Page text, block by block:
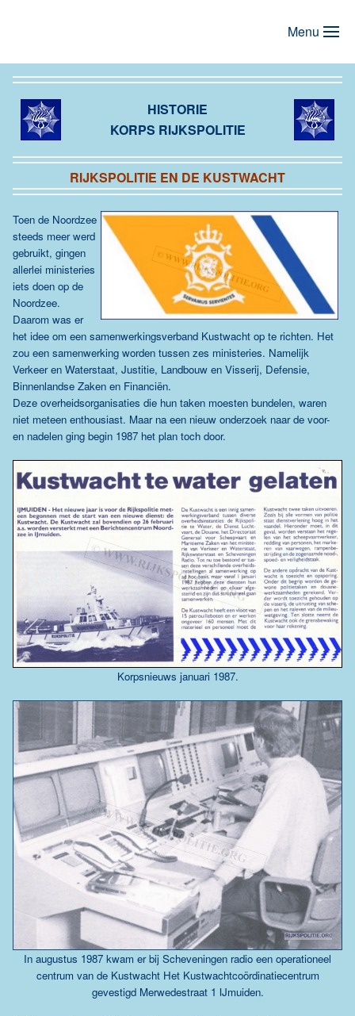
Menu
HISTORIE
KORPS RIJKSPOLITIE
RIJKSPOLITIE EN DE KUSTWACHT
Toen de Noordzee
steeds meer werd
gebruikt, gingen
allerlei ministeries
iets doen op de
Noordzee.
Daarom was er
het idee om een samenwerkingsverband Kustwacht op te richten. Het
zou een samenwerking worden tussen zes ministeries. Namelijk
Verkeer en Waterstaat, Justitie, Landbouw en Visserij, Defensie,
Binnenlandse Zaken en Financiën.
Deze overheidsorganisaties die hun taken moesten bundelen, waren
niet meteen enthousiast. Maar na een nieuw onderzoek naar de voor-
en nadelen ging begin 1987 het plan toch door.
Korpsnieuws januari 1987.
In augustus 1987 kwam er bij Scheveningen radio een operationeel
centrum van de Kustwacht Het Kustwachtcoördinatiecentrum
gevestigd Merwedestraat 1 IJmuiden.